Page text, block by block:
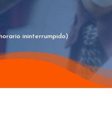
ininterrumpido)